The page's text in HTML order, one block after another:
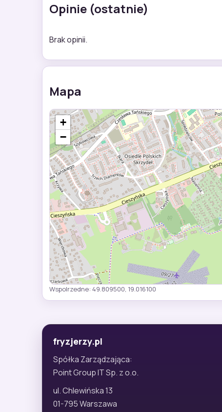
Opinie (ostatnie)
Brak opinii.
Mapa
+
−
Wspolrzedne: 49.809500, 19.016100
fryzjerzy.pl
Spółka Zarządzająca:
Point Group IT Sp. z o.o.
ul. Chlewińska 13
01-795 Warszawa